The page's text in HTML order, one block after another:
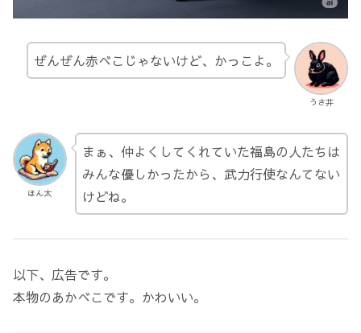
うさ井
ぜんぜん赤べこじゃないけど、かっこよ。
ほん太
まぁ、仲よくしてくれていた福島の人たちは
みんな優しかったから、武力行使なんてない
けどね。
以下、広告です。
本物のあかべこです。かわいい。